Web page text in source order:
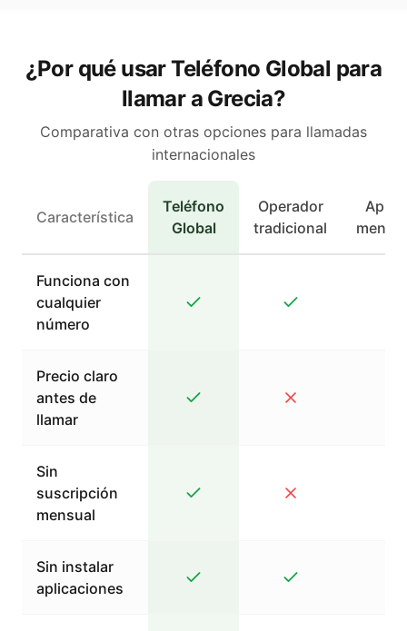
¿Por qué usar Teléfono Global para
llamar a Grecia?
Comparativa con otras opciones para llamadas
internacionales
Característica
Teléfono
Global
Operador
tradicional
Apps
Funciona con
cualquier
número
Precio claro
antes de
llamar
Sin
suscripción
mensual
Sin instalar
aplicaciones